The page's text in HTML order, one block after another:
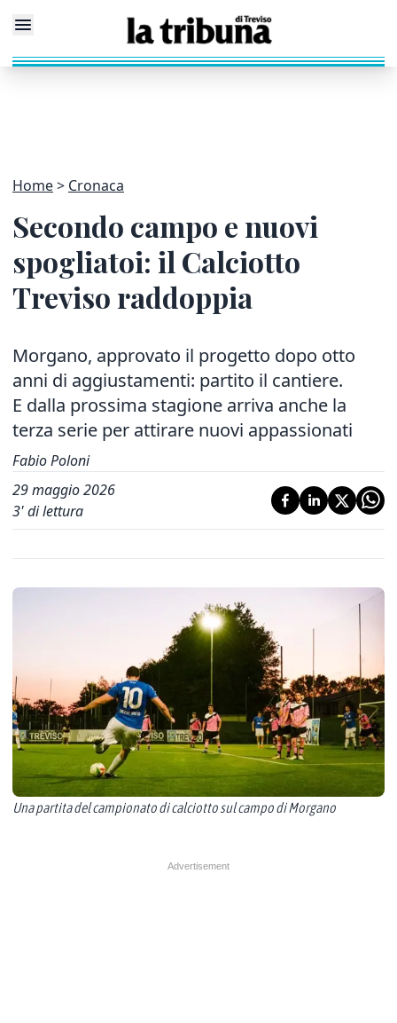
Home Cronaca
Secondo campo e nuovi
spogliatoi: il Calciotto
Treviso raddoppia
Morgano, approvato il progetto dopo otto
anni di aggiustamenti: partito il cantiere.
E dalla prossima stagione arriva anche la
terza serie per attirare nuovi appassionati
Fabio Poloni
29 maggio 2026
3' di lettura
Una partita del campionato di calciotto sul campo di Morgano